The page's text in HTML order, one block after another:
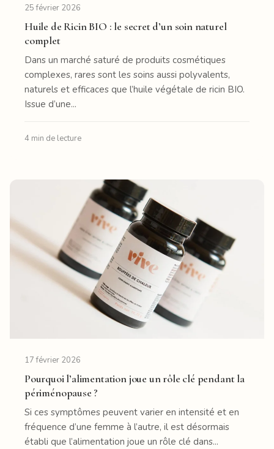
25 février 2026
Huile de Ricin BIO : le secret d’un soin naturel
complet
Dans un marché saturé de produits cosmétiques
complexes, rares sont les soins aussi polyvalents,
naturels et efficaces que l’huile végétale de ricin BIO.
Issue d’une...
4 min de lecture
17 février 2026
Pourquoi l’alimentation joue un rôle clé pendant la
périménopause ?
Si ces symptômes peuvent varier en intensité et en
fréquence d’une femme à l’autre, il est désormais
établi que l’alimentation joue un rôle clé dans...